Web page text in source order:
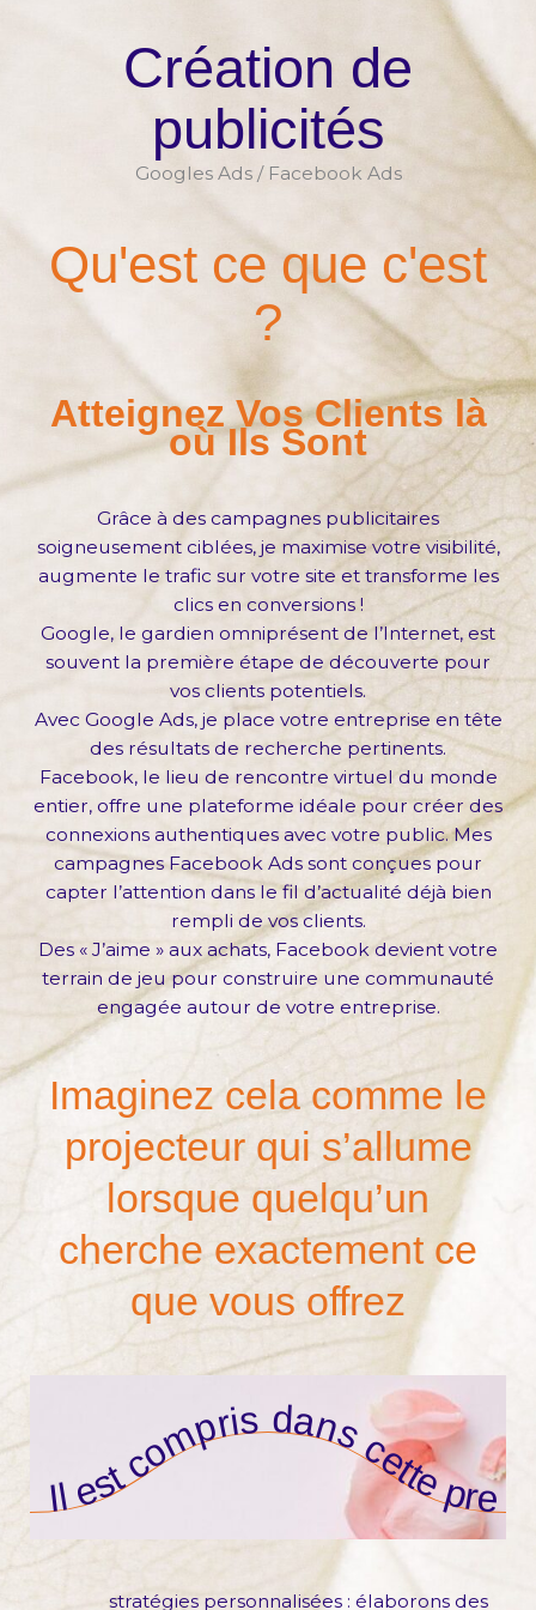
Création de
publicités
Googles Ads / Facebook Ads
Qu'est ce que c'est
?
Atteignez Vos Clients là
où Ils Sont
Grâce à des campagnes publicitaires
soigneusement ciblées, je maximise votre visibilité,
augmente le trafic sur votre site et transforme les
clics en conversions !
Google, le gardien omniprésent de l’Internet, est
souvent la première étape de découverte pour
vos clients potentiels.
Avec Google Ads, je place votre entreprise en tête
des résultats de recherche pertinents.
Facebook, le lieu de rencontre virtuel du monde
entier, offre une plateforme idéale pour créer des
connexions authentiques avec votre public. Mes
campagnes Facebook Ads sont conçues pour
capter l’attention dans le fil d’actualité déjà bien
rempli de vos clients.
Des « J’aime » aux achats, Facebook devient votre
terrain de jeu pour construire une communauté
engagée autour de votre entreprise.
Imaginez cela comme le
projecteur qui s’allume
lorsque quelqu’un
cherche exactement ce
que vous offrez
Il est compris dans cette prestation :
stratégies personnalisées : élaborons des